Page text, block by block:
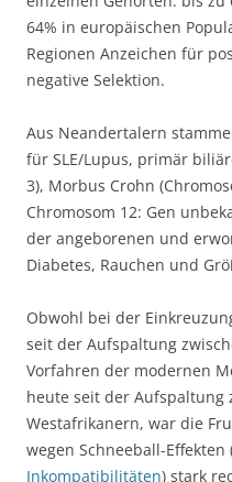
64% in europäischen
Regionen Anzeichen für
negative Selektion.
Aus Neandertalern
für SLE/Lupus, primär
3), Morbus Crohn
Chromosom 12: Gen
der angeborenen und
Diabetes, Rauchen und
Obwohl bei der
seit der Aufspaltung
Vorfahren der modernen
heute seit der Aufspaltung
Westafrikanern, war die
wegen Schneeball-Effekten
Inkompatibilitäten) stark